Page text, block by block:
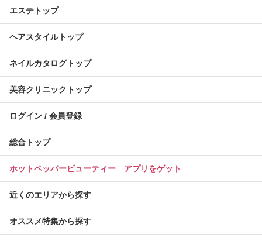
エステトップ
ヘアスタイルトップ
ネイルカタログトップ
美容クリニックトップ
ログイン / 会員登録
総合トップ
ホットペッパービューティー アプリをゲット
近くのエリアから探す
オススメ特集から探す